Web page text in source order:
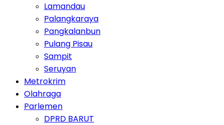
Lamandau
Palangkaraya
Pangkalanbun
Pulang Pisau
Sampit
Seruyan
Metrokrim
Olahraga
Parlemen
DPRD BARUT